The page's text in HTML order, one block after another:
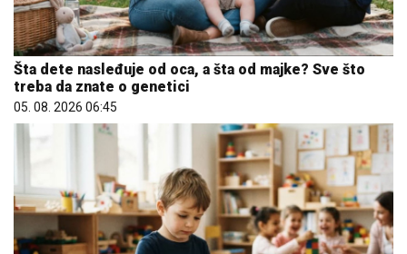
Šta dete nasleđuje od oca, a šta od majke? Sve što
treba da znate o genetici
05. 08. 2026 06:45